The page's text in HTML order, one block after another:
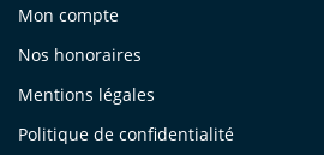
Mon compte
Nos honoraires
Mentions légales
Politique de confidentialité